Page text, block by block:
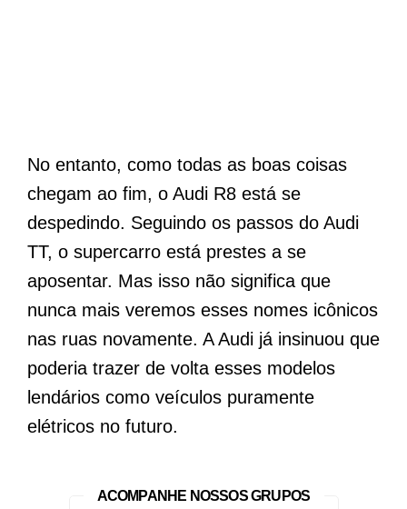
No entanto, como todas as boas coisas
chegam ao fim, o Audi R8 está se
despedindo. Seguindo os passos do Audi
TT, o supercarro está prestes a se
aposentar. Mas isso não significa que
nunca mais veremos esses nomes icônicos
nas ruas novamente. A Audi já insinuou que
poderia trazer de volta esses modelos
lendários como veículos puramente
elétricos no futuro.
ACOMPANHE NOSSOS GRUPOS